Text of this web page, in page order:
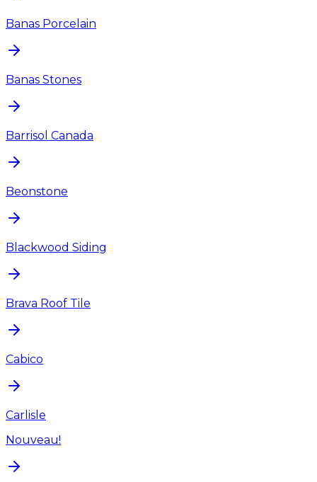
Banas Porcelain
Banas Stones
Barrisol Canada
Beonstone
Blackwood Siding
Brava Roof Tile
Cabico
Carlisle
Nouveau!